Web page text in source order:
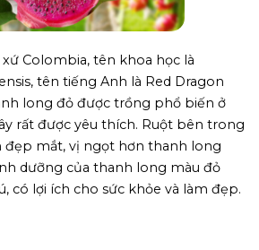
Colombia, tên khoa học là
tên tiếng Anh là Red Dragon
long đỏ được trồng phổ biến ở
rất được yêu thích. Ruột bên trong
đẹp mắt, vị ngọt hơn thanh long
dưỡng của thanh long màu đỏ
có lợi ích cho sức khỏe và làm đẹp.